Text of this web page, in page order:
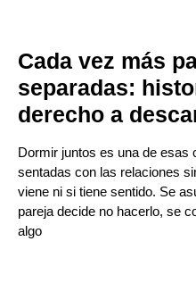
Cada vez más
separadas:
derecho a
Dormir juntos es una de esas
sentadas con las relaciones
viene ni si tiene sentido. Se
pareja decide no hacerlo, se
algo